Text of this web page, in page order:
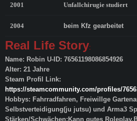
2001 Unfallchirugie studiert
2004 beim Kfz gearbeitet
Real Life Story:
Name: Robin U-ID: 76561198086854926
Alter: 21 Jahre
Steam Profil Link:
https://steamcommunity.com/profiles/
Hobbys: Fahrradfahren, Freiwillge
Selbstverteidigung(ju jutsu) und Arma3
Stärken/Schwächen:Kann gutes